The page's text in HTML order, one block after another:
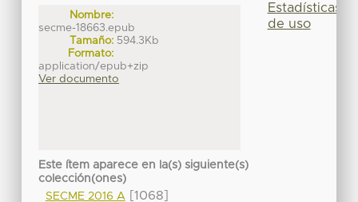
Nombre:
secme-18663.epub
Tamaño: 594.3Kb
Formato:
application/epub+zip
Ver documento
Este ítem aparece en la(s) siguiente(s)
colección(ones)
SECME 2016 A [1068]
Estadísticas
de uso